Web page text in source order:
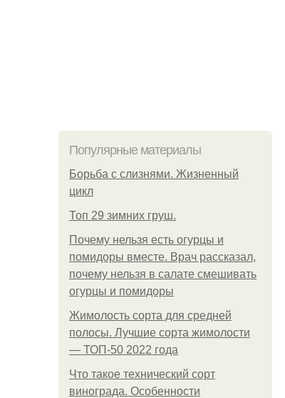
Популярные материалы
Борьба с слизнями. Жизненный
цикл
Топ 29 зимних груш.
Почему нельзя есть огурцы и
помидоры вместе. Врач рассказал,
почему нельзя в салате смешивать
огурцы и помидоры
Жимолость сорта для средней
полосы. Лучшие сорта жимолости
— ТОП-50 2022 года
Что такое технический сорт
винограда. Особенности